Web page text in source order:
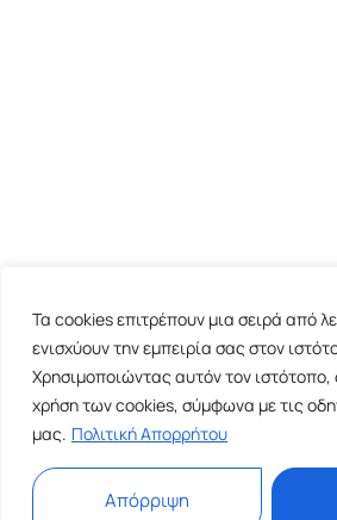
Τα cookies επιτρέπουν μια σειρά από
ενισχύουν την εμπειρία σας στον
Χρησιμοποιώντας αυτόν τον ιστότοπο,
χρήση των cookies, σύμφωνα με τις
μας. Πολιτική Απορρήτου
Απόρριψη